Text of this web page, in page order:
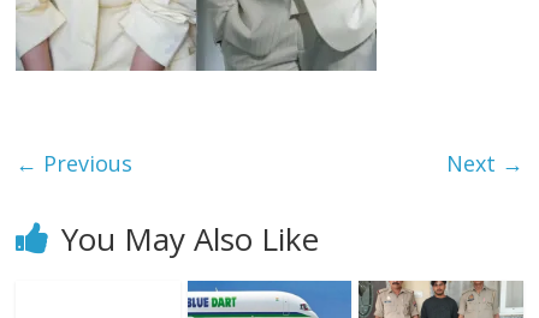
← Previous Next →
You May Also Like